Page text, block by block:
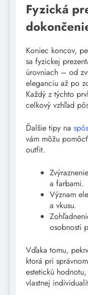
Fyzická
Koniec koncov,
sa fyzickej
úrovniach – od
eleganciu až po
Každý z týchto
celkový vzhľad
Ďalšie tipy na
vám môžu
outfit.
a farbami.
Význam
a vkusu.
osobnosti
Vďaka tomu,
ktorá pri
estetickú
vlastnej